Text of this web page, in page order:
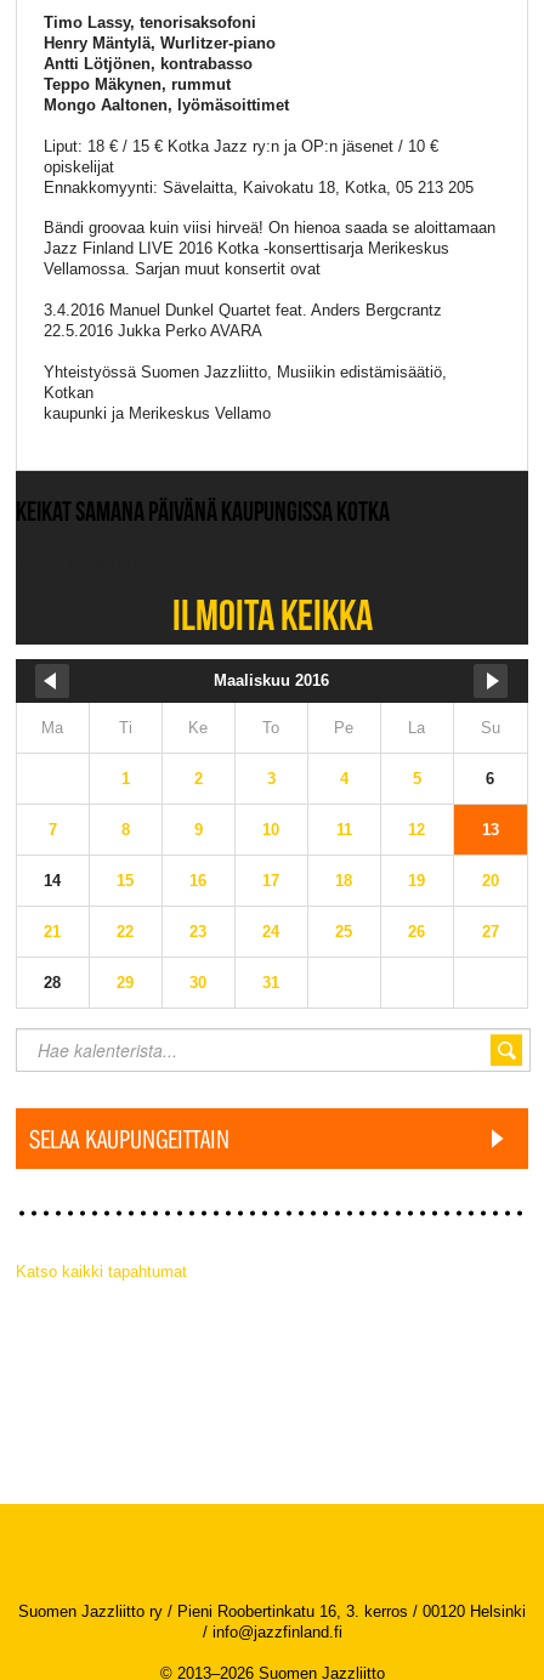
Timo Lassy, tenorisaksofoni
Henry Mäntylä, Wurlitzer-piano
Antti Lötjönen, kontrabasso
Teppo Mäkynen, rummut
Mongo Aaltonen, lyömäsoittimet
Liput: 18 € / 15 € Kotka Jazz ry:n ja OP:n jäsenet / 10 €
opiskelijat
Ennakkomyynti: Sävelaitta, Kaivokatu 18, Kotka, 05 213 205
Bändi groovaa kuin viisi hirveä! On hienoa saada se aloittamaan
Jazz Finland LIVE 2016 Kotka -konserttisarja Merikeskus
Vellamossa. Sarjan muut konsertit ovat
3.4.2016 Manuel Dunkel Quartet feat. Anders Bergcrantz
22.5.2016 Jukka Perko AVARA
Yhteistyössä Suomen Jazzliitto, Musiikin edistämisäätiö,
Kotkan
kaupunki ja Merikeskus Vellamo
KEIKAT SAMANA PÄIVÄNÄ KAUPUNGISSA KOTKA
ILMOITA KEIKKA
Maaliskuu 2016
Ma Ti Ke To Pe La Su
1 2 3 4 5 6
7 8 9 10 11 12 13
14 15 16 17 18 19 20
21 22 23 24 25 26 27
28 29 30 31
SELAA KAUPUNGEITTAIN
Katso kaikki tapahtumat
Suomen Jazzliitto ry / Pieni Roobertinkatu 16, 3. kerros / 00120 Helsinki
/ info@jazzfinland.fi
© 2013–2026 Suomen Jazzliitto